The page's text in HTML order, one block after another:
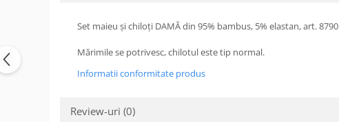
Set maieu și chiloți DAMĂ din 95% bambus, 5% elastan, art. 8790
Mărimile se potrivesc, chilotul este tip normal.
Informatii conformitate produs
Review-uri (0)